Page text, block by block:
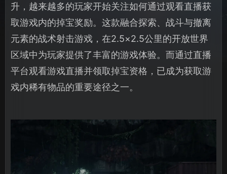
升，越来越多的玩家开始关注如何通过观看直播获
取游戏内的掉宝奖励。这款融合探索、战斗与撤离
元素的战术射击游戏，在2.5×2.5公里的开放世界
区域中为玩家提供了丰富的游戏体验。而通过直播
平台观看游戏直播并领取掉宝资格，已成为获取游
戏内稀有物品的重要途径之一。